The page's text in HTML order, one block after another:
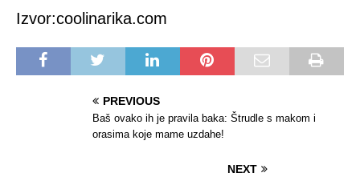
Izvor:coolinarika.com
PREVIOUS
Baš ovako ih je pravila baka: Štrudle s makom i
orasima koje mame uzdahe!
NEXT